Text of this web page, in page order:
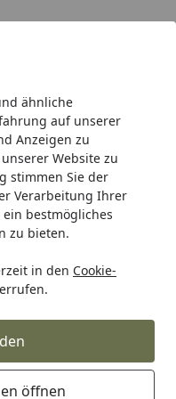
ähnliche
auf unserer
Anzeigen zu
Website zu
stimmen Sie der
Verarbeitung Ihrer
bestmögliches
zu bieten.
in den Cookie-
öffnen
Hotline
& Pool-
bis 468,99€)
Hochbeet Zubehör